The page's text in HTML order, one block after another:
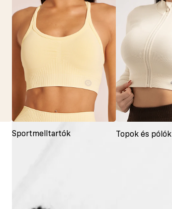
Sportmelltartók Topok és pólók